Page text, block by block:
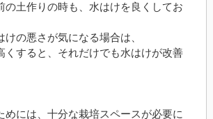
の土作りの時も、水はけを良くしてお
けの悪さが気になる場合は、
くすると、それだけでも水はけが改善
めには、十分な栽培スペースが必要に